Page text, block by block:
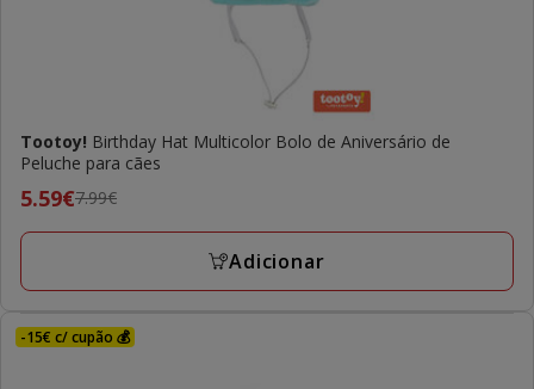
Tootoy! Birthday Hat Multicolor Bolo de Aniversário de
Peluche para cães
Preço
anterior
preço
5.59€
5.59€7.99€
Adicionar
-15€ c/ cupão 💰